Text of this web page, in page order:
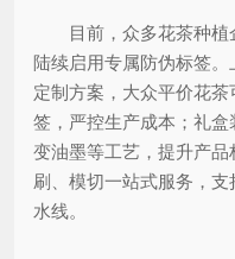
目前，众多花茶种植
陆续启用专属防伪标签
定制方案，大众平价花
签，严控生产成本；礼
变油墨等工艺，提升产
刷、模切一站式服务，
水线。